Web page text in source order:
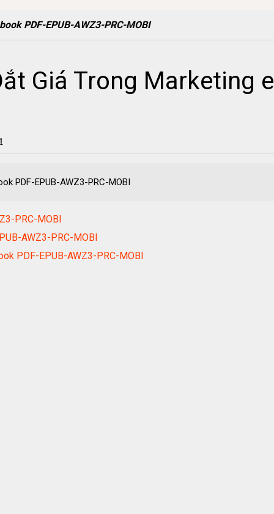
PDF-EPUB-AWZ3-PRC-MOBI
Giá Trong Marketing
PDF-EPUB-AWZ3-PRC-MOBI
PRC-MOBI
AWZ3-PRC-MOBI
PDF-EPUB-AWZ3-PRC-MOBI